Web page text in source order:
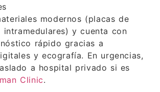
modernos (placas de
y cuenta con
rápido gracias a
y ecografía. En urgencias,
a hospital privado si es
Clinic.